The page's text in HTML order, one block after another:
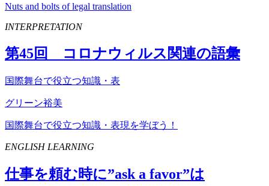
Nuts and bolts of legal translation
INTERPRETATION
第45回 コロナウィルス関連の語彙
国際舞台で役立つ知識・表
グリーン裕美
国際舞台で役立つ知識・表現を学ぼう！
ENGLISH LEARNING
仕事を頼む時に”ask a favor”は